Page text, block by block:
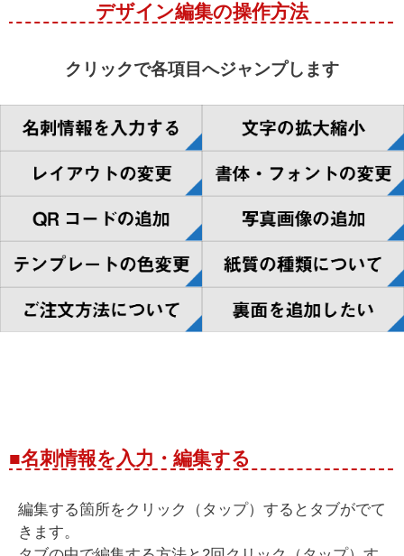
デザイン編集の操作方法
クリックで各項目へジャンプします
■名刺情報を入力・編集する
編集する箇所をクリック（タップ）するとタブがでて
きます。